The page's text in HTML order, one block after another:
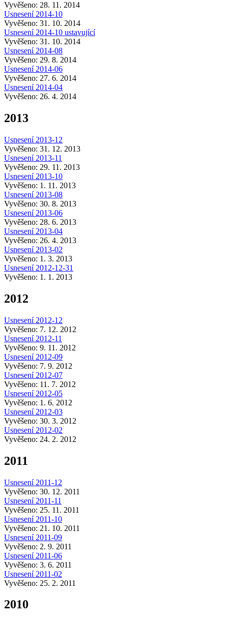
Vyvěšeno: 28. 11. 2014
Usnesení 2014-10
Vyvěšeno: 31. 10. 2014
Usnesení 2014-10 ustavující
Vyvěšeno: 31. 10. 2014
Usnesení 2014-08
Vyvěšeno: 29. 8. 2014
Usnesení 2014-06
Vyvěšeno: 27. 6. 2014
Usnesení 2014-04
Vyvěšeno: 26. 4. 2014
2013
Usnesení 2013-12
Vyvěšeno: 31. 12. 2013
Usnesení 2013-11
Vyvěšeno: 29. 11. 2013
Usnesení 2013-10
Vyvěšeno: 1. 11. 2013
Usnesení 2013-08
Vyvěšeno: 30. 8. 2013
Usnesení 2013-06
Vyvěšeno: 28. 6. 2013
Usnesení 2013-04
Vyvěšeno: 26. 4. 2013
Usnesení 2013-02
Vyvěšeno: 1. 3. 2013
Usnesení 2012-12-31
Vyvěšeno: 1. 1. 2013
2012
Usnesení 2012-12
Vyvěšeno: 7. 12. 2012
Usnesení 2012-11
Vyvěšeno: 9. 11. 2012
Usnesení 2012-09
Vyvěšeno: 7. 9. 2012
Usnesení 2012-07
Vyvěšeno: 11. 7. 2012
Usnesení 2012-05
Vyvěšeno: 1. 6. 2012
Usnesení 2012-03
Vyvěšeno: 30. 3. 2012
Usnesení 2012-02
Vyvěšeno: 24. 2. 2012
2011
Usnesení 2011-12
Vyvěšeno: 30. 12. 2011
Usnesení 2011-11
Vyvěšeno: 25. 11. 2011
Usnesení 2011-10
Vyvěšeno: 21. 10. 2011
Usnesení 2011-09
Vyvěšeno: 2. 9. 2011
Usnesení 2011-06
Vyvěšeno: 3. 6. 2011
Usnesení 2011-02
Vyvěšeno: 25. 2. 2011
2010